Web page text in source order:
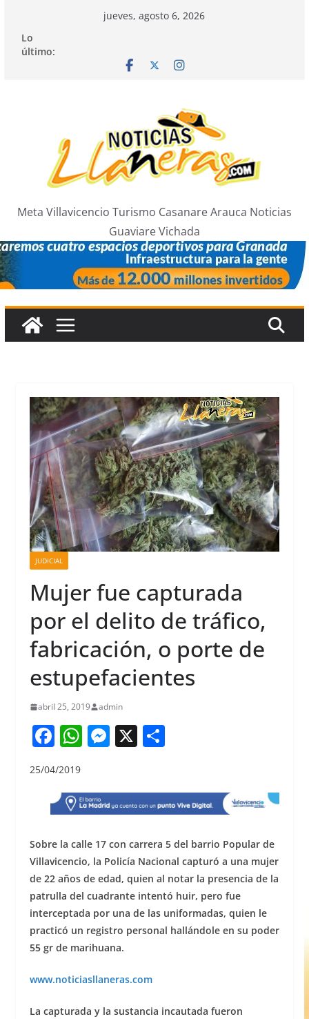
contenido
jueves, agosto 6, 2026
Lo
último:
Meta Villavicencio Turismo Casanare Arauca Noticias
Guaviare Vichada
JUDICIAL
Mujer fue capturada
por el delito de tráfico,
fabricación, o porte de
estupefacientes
abril 25, 2019 admin
F
c
e
b
o
o
k
W
s
A
p
p
M
e
n
g
er
X S
e
25/04/2019
Sobre la calle 17 con carrera 5 del barrio Popular de
Villavicencio, la Policía Nacional capturó a una mujer
de 22 años de edad, quien al notar la presencia de la
patrulla del cuadrante intentó huir, pero fue
interceptada por una de las uniformadas, quien le
practicó un registro personal hallándole en su poder
55 gr de marihuana.
www.noticiasllaneras.com
La capturada y la sustancia incautada fueron